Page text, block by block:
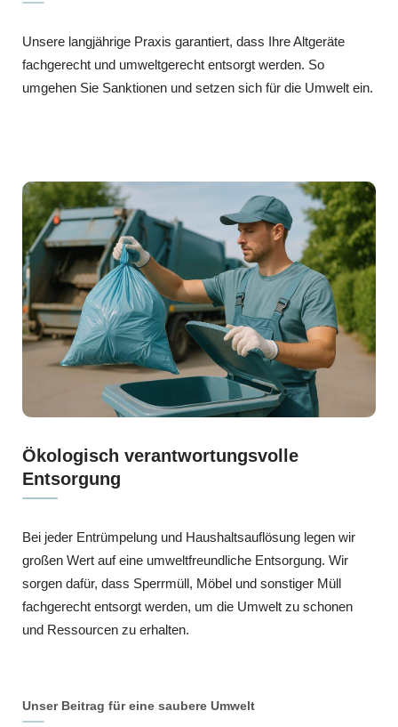
Unsere langjährige Praxis garantiert, dass Ihre Altgeräte
fachgerecht und umweltgerecht entsorgt werden. So
umgehen Sie Sanktionen und setzen sich für die Umwelt ein.
Ökologisch verantwortungsvolle
Entsorgung
Bei jeder Entrümpelung und Haushaltsauflösung legen wir
großen Wert auf eine umweltfreundliche Entsorgung. Wir
sorgen dafür, dass Sperrmüll, Möbel und sonstiger Müll
fachgerecht entsorgt werden, um die Umwelt zu schonen
und Ressourcen zu erhalten.
Unser Beitrag für eine saubere Umwelt